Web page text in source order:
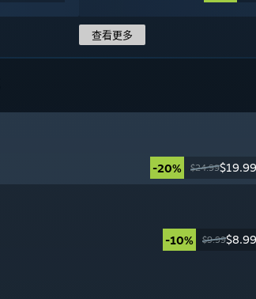
查看更多
-20% $24.99$19.99
-10% $9.99$8.99